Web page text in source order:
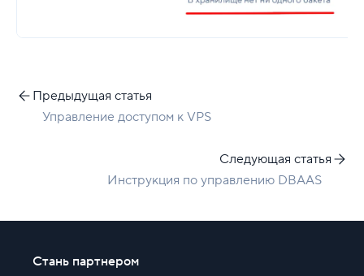
Предыдущая статья
Управление доступом к VPS
Следующая статья
Инструкция по управлению DBAAS
Стань партнером